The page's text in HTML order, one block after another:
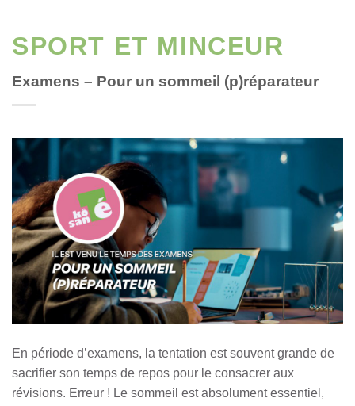
SPORT ET MINCEUR
Examens – Pour un sommeil (p)réparateur
En période d’examens, la tentation est souvent grande de
sacrifier son temps de repos pour le consacrer aux
révisions. Erreur ! Le sommeil est absolument essentiel,